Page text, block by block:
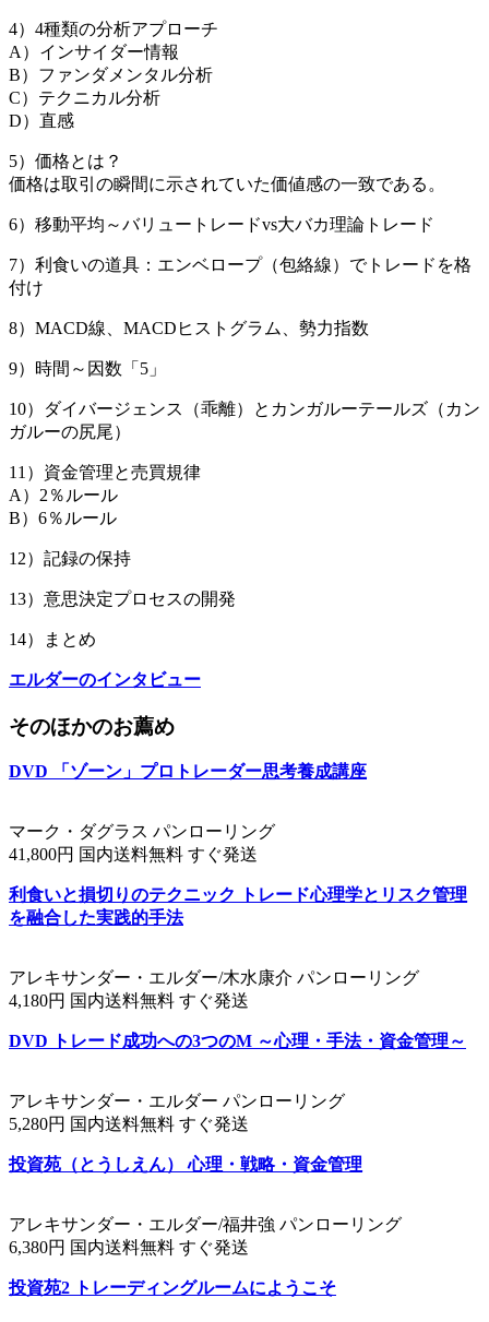
4）4種類の分析アプローチ
A）インサイダー情報
B）ファンダメンタル分析
C）テクニカル分析
D）直感
5）価格とは？
価格は取引の瞬間に示されていた価値感の一致である。
6）移動平均～バリュートレードvs大バカ理論トレード
7）利食いの道具：エンベロープ（包絡線）でトレードを格
付け
8）MACD線、MACDヒストグラム、勢力指数
9）時間～因数「5」
10）ダイバージェンス（乖離）とカンガルーテールズ（カン
ガルーの尻尾）
11）資金管理と売買規律
A）2％ルール
B）6％ルール
12）記録の保持
13）意思決定プロセスの開発
14）まとめ
エルダーのインタビュー
そのほかのお薦め
DVD 「ゾーン」プロトレーダー思考養成講座
マーク・ダグラス パンローリング
41,800円 国内送料無料 すぐ発送
利食いと損切りのテクニック トレード心理学とリスク管理
を融合した実践的手法
アレキサンダー・エルダー/木水康介 パンローリング
4,180円 国内送料無料 すぐ発送
DVD トレード成功への3つのM ～心理・手法・資金管理～
アレキサンダー・エルダー パンローリング
5,280円 国内送料無料 すぐ発送
投資苑（とうしえん） 心理・戦略・資金管理
アレキサンダー・エルダー/福井強 パンローリング
6,380円 国内送料無料 すぐ発送
投資苑2 トレーディングルームにようこそ